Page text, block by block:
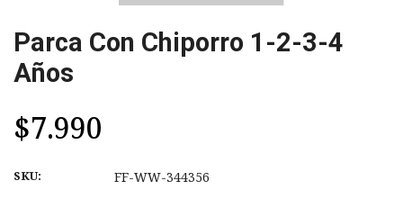
Parca Con Chiporro 1-2-3-4
Años
$7.990
SKU: FF-WW-344356